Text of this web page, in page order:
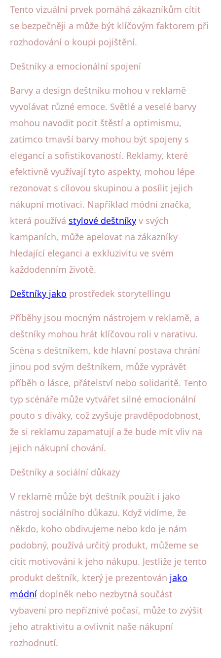
Tento vizuální prvek pomáhá zákazníkům cítit
se bezpečněji a může být klíčovým faktorem při
rozhodování o koupi pojištění.
Deštníky a emocionální spojení
Barvy a design deštníku mohou v reklamě
vyvolávat různé emoce. Světlé a veselé barvy
mohou navodit pocit štěstí a optimismu,
zatímco tmavší barvy mohou být spojeny s
elegancí a sofistikovaností. Reklamy, které
efektivně využívají tyto aspekty, mohou lépe
rezonovat s cílovou skupinou a posílit jejich
nákupní motivaci. Například módní značka,
která používá stylové deštníky v svých
kampaních, může apelovat na zákazníky
hledající eleganci a exkluzivitu ve svém
každodenním životě.
Deštníky jako prostředek storytellingu
Příběhy jsou mocným nástrojem v reklamě, a
deštníky mohou hrát klíčovou roli v narativu.
Scéna s deštníkem, kde hlavní postava chrání
jinou pod svým deštníkem, může vyprávět
příběh o lásce, přátelství nebo solidaritě. Tento
typ scénáře může vytvářet silné emocionální
pouto s diváky, což zvyšuje pravděpodobnost,
že si reklamu zapamatují a že bude mít vliv na
jejich nákupní chování.
Deštníky a sociální důkazy
V reklamě může být deštník použit i jako
nástroj sociálního důkazu. Když vidíme, že
někdo, koho obdivujeme nebo kdo je nám
podobný, používá určitý produkt, můžeme se
cítit motivováni k jeho nákupu. Jestliže je tento
produkt deštník, který je prezentován jako
módní doplněk nebo nezbytná součást
vybavení pro nepříznivé počasí, může to zvýšit
jeho atraktivitu a ovlivnit naše nákupní
rozhodnutí.